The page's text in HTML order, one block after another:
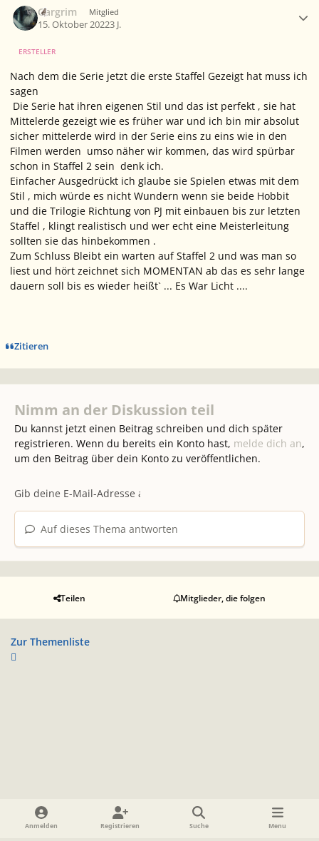
Gargrim Mitglied
15. Oktober 20223 J.
ERSTELLER
Nach dem die Serie jetzt die erste Staffel Gezeigt hat muss ich
sagen
Die Serie hat ihren eigenen Stil und das ist perfekt , sie hat
Mittelerde gezeigt wie es früher war und ich bin mir absolut
sicher mittelerde wird in der Serie eins zu eins wie in den
Filmen werden umso näher wir kommen, das wird spürbar
schon in Staffel 2 sein denk ich.
Einfacher Ausgedrückt ich glaube sie Spielen etwas mit dem
Stil , mich würde es nicht Wundern wenn sie beide Hobbit
und die Trilogie Richtung von PJ mit einbauen bis zur letzten
Staffel , klingt realistisch und wer echt eine Meisterleitung
sollten sie das hinbekommen .
Zum Schluss Bleibt ein warten auf Staffel 2 und was man so
liest und hört zeichnet sich MOMENTAN ab das es sehr lange
dauern soll bis es wieder heißt` ... Es War Licht ....
Zitieren
Nimm an der Diskussion teil
Du kannst jetzt einen Beitrag schreiben und dich später
registrieren. Wenn du bereits ein Konto hast, melde dich an,
um den Beitrag über dein Konto zu veröffentlichen.
Auf dieses Thema antworten
Teilen Mitglieder, die folgen
Zur Themenliste
Heller Modus
Dunkler ModusSystemeinstellung
Anmelden Registrieren Suche Menu